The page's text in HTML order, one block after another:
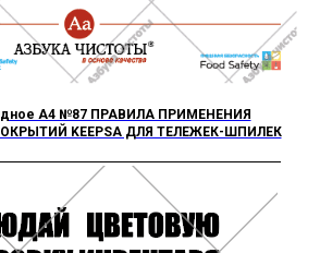
А4 №87 ПРАВИЛА ПРИМЕНЕНИЯ
KEEPSA ДЛЯ ТЕЛЕЖЕК-ШПИЛЕК